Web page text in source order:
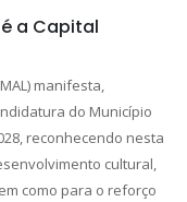
a Capital
manifesta,
do Município
reconhecendo nesta
cultural,
como para o reforço